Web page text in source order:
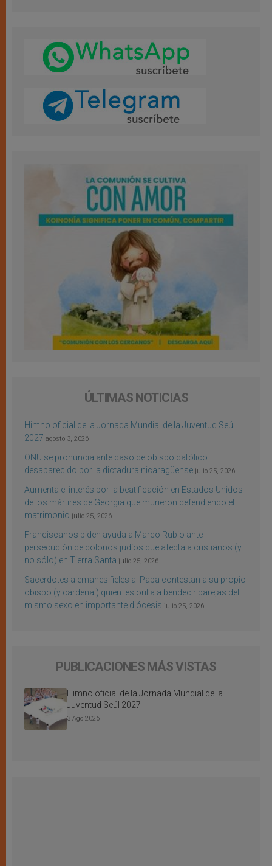
ÚLTIMAS NOTICIAS
Himno oficial de la Jornada Mundial de la Juventud Seúl
2027 agosto 3, 2026
ONU se pronuncia ante caso de obispo católico
desaparecido por la dictadura nicaragüense julio 25, 2026
Aumenta el interés por la beatificación en Estados Unidos
de los mártires de Georgia que murieron defendiendo el
matrimonio julio 25, 2026
Franciscanos piden ayuda a Marco Rubio ante
persecución de colonos judíos que afecta a cristianos (y
no sólo) en Tierra Santa julio 25, 2026
Sacerdotes alemanes fieles al Papa contestan a su propio
obispo (y cardenal) quien les orilla a bendecir parejas del
mismo sexo en importante diócesis julio 25, 2026
PUBLICACIONES MÁS VISTAS
Himno oficial de la Jornada Mundial de la
Juventud Seúl 2027
3 Ago 2026